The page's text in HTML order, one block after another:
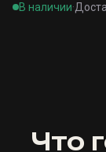
В наличии·
Что